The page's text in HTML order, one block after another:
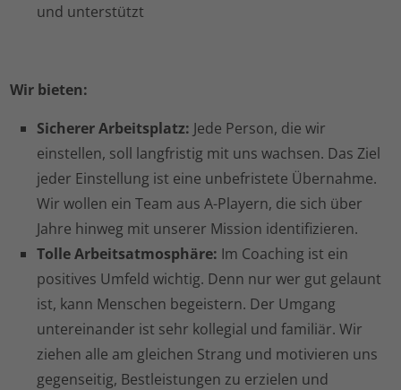
und unterstützt
Wir bieten:
Sicherer Arbeitsplatz: Jede Person, die wir
einstellen, soll langfristig mit uns wachsen. Das Ziel
jeder Einstellung ist eine unbefristete Übernahme.
Wir wollen ein Team aus A-Playern, die sich über
Jahre hinweg mit unserer Mission identifizieren.
Tolle Arbeitsatmosphäre: Im Coaching ist ein
positives Umfeld wichtig. Denn nur wer gut gelaunt
ist, kann Menschen begeistern. Der Umgang
untereinander ist sehr kollegial und familiär. Wir
ziehen alle am gleichen Strang und motivieren uns
gegenseitig, Bestleistungen zu erzielen und